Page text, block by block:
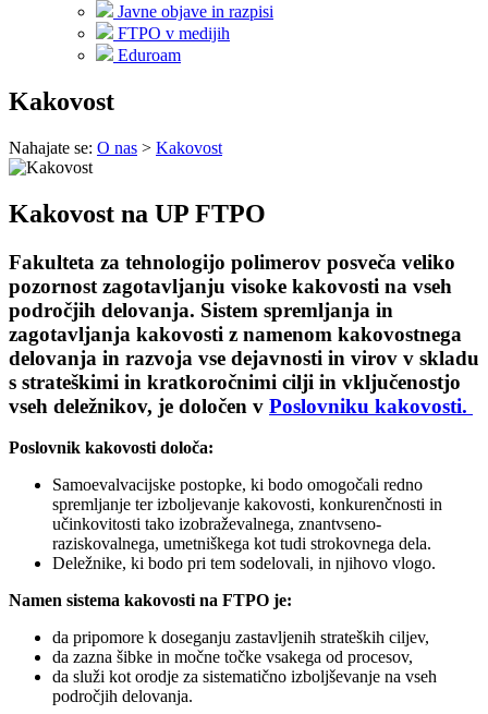
Javne objave in razpisi
FTPO v medijih
Eduroam
Kakovost
Nahajate se: O nas > Kakovost
Kakovost na UP FTPO
Fakulteta za tehnologijo polimerov posveča veliko
pozornost zagotavljanju visoke kakovosti na vseh
področjih delovanja. Sistem spremljanja in
zagotavljanja kakovosti z namenom kakovostnega
delovanja in razvoja vse dejavnosti in virov v skladu
s strateškimi in kratkoročnimi cilji in vključenostjo
vseh deležnikov, je določen v Poslovniku kakovosti.
Poslovnik kakovosti določa:
Samoevalvacijske postopke, ki bodo omogočali redno
spremljanje ter izboljevanje kakovosti, konkurenčnosti in
učinkovitosti tako izobraževalnega, znantvseno-
raziskovalnega, umetniškega kot tudi strokovnega dela.
Deležnike, ki bodo pri tem sodelovali, in njihovo vlogo.
Namen sistema kakovosti na FTPO je:
da pripomore k doseganju zastavljenih strateških ciljev,
da zazna šibke in močne točke vsakega od procesov,
da služi kot orodje za sistematično izboljševanje na vseh
področjih delovanja.